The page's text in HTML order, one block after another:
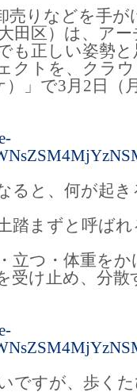
売りなどを手が
田区）は、ア
も正しい姿勢
クトを、クラ
）」で3月2日
ると、何が起き
踏まずと呼ば
立つ・体重を
受け止め、分
ですが、歩く